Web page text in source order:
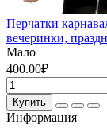
Перчатки
вечеринки,
Мало
400.00₽
Купить
Информация